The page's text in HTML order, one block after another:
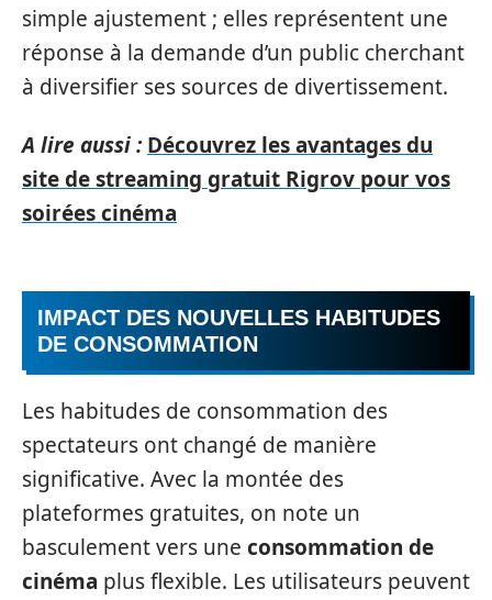
simple ajustement ; elles représentent une
réponse à la demande d’un public cherchant
à diversifier ses sources de divertissement.
A lire aussi : Découvrez les avantages du
site de streaming gratuit Rigrov pour vos
soirées cinéma
IMPACT DES NOUVELLES HABITUDES
DE CONSOMMATION
Les habitudes de consommation des
spectateurs ont changé de manière
significative. Avec la montée des
plateformes gratuites, on note un
basculement vers une consommation de
cinéma plus flexible. Les utilisateurs peuvent